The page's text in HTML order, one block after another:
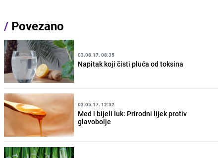
/ Povezano
03.08.17. 08:35
Napitak koji čisti pluća od toksina
03.05.17. 12:32
Med i bijeli luk: Prirodni lijek protiv
glavobolje